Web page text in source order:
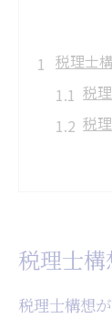
税理士
税
税
経
税
デジタ
税理士
税理士構想